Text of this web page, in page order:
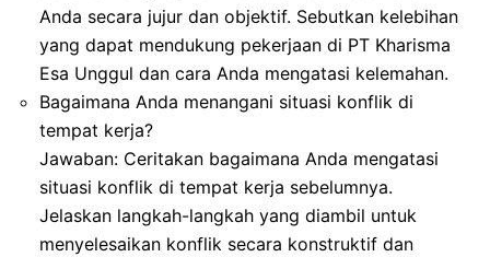
Anda secara jujur dan objektif. Sebutkan kelebihan
yang dapat mendukung pekerjaan di PT Kharisma
Esa Unggul dan cara Anda mengatasi kelemahan.
Bagaimana Anda menangani situasi konflik di
tempat kerja?
Jawaban: Ceritakan bagaimana Anda mengatasi
situasi konflik di tempat kerja sebelumnya.
Jelaskan langkah-langkah yang diambil untuk
menyelesaikan konflik secara konstruktif dan